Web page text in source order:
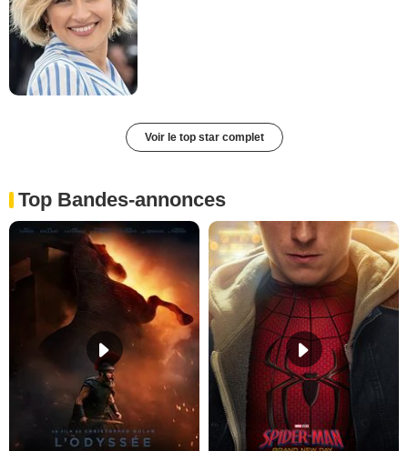
Voir le top star complet
Top Bandes-annonces